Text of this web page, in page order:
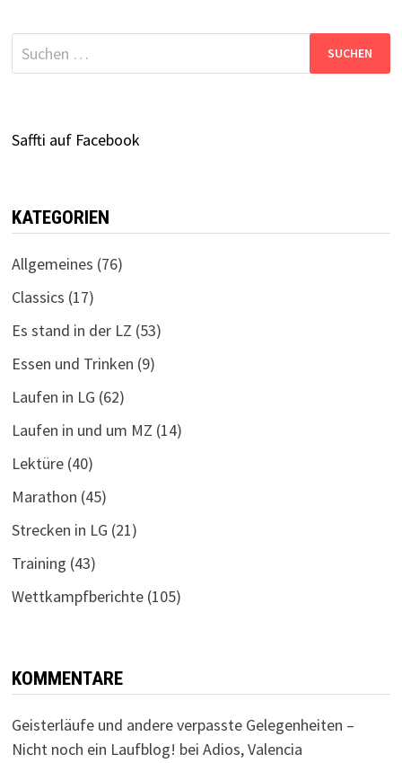
Suchen
nach:
Saffti auf Facebook
KATEGORIEN
Allgemeines (76)
Classics (17)
Es stand in der LZ (53)
Essen und Trinken (9)
Laufen in LG (62)
Laufen in und um MZ (14)
Lektüre(40)
Marathon (45)
Strecken in LG (21)
Training (43)
Wettkampfberichte(105)
KOMMENTARE
Geisterläufe und andere verpasste Gelegenheiten –
Nicht noch ein Laufblog! bei Adios, Valencia